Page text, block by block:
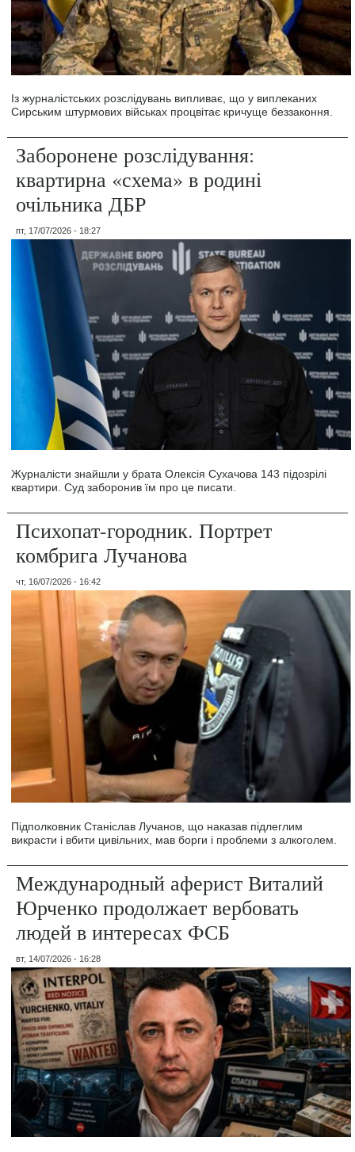
Із журналістських розслідувань випливає, що у виплеканих
Сирським штурмових військах процвітає кричуще беззаконня.
Заборонене розслідування:
квартирна «схема» в родині
очільника ДБР
пт, 17/07/2026 - 18:27
Журналісти знайшли у брата Олексія Сухачова 143 підозрілі
квартири. Суд заборонив їм про це писати.
Психопат-городник. Портрет
комбрига Лучанова
чт, 16/07/2026 - 16:42
Підполковник Станіслав Лучанов, що наказав підлеглим
викрасти і вбити цивільних, мав борги і проблеми з алкоголем.
Международный аферист Виталий
Юрченко продолжает вербовать
людей в интересах ФСБ
вт, 14/07/2026 - 16:28